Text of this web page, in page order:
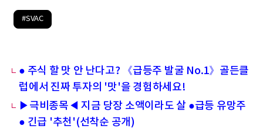
#SVAC
● 주식 할 맛 안 난다고? 《급등주 발굴 No.1》골든클
럽에서 진짜 투자의 '맛'을 경험하세요!
▶극비종목◀ 지금 당장 소액이라도 살 ●급등 유망주
● 긴급 '추천'(선착순 공개)